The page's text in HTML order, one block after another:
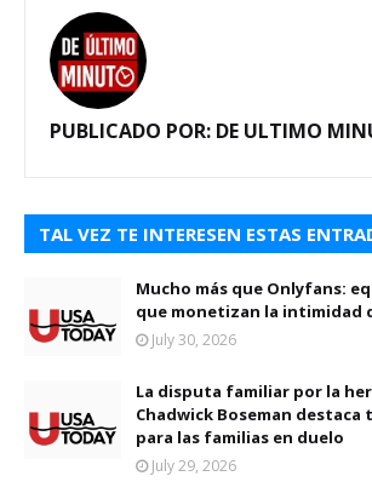
PUBLICADO POR: DE ULTIMO
TAL VEZ TE INTERESEN ESTAS
Mucho más que Onlyfans:
que monetizan la intimidad
July 30, 2026
La disputa familiar por la
Chadwick Boseman destaca
para las familias en duelo
July 29, 2026